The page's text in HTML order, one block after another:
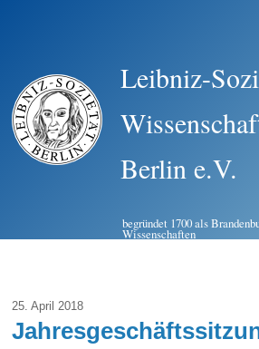
Leibniz-
Berlin e.V.
begründet 1700 als
Wissenschaften
25. April 2018